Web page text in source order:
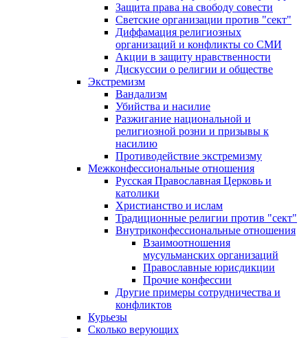
Защита права на свободу совести
Светские организации против "сект"
Диффамация религиозных
организаций и конфликты со СМИ
Акции в защиту нравственности
Дискуссии о религии и обществе
Экстремизм
Вандализм
Убийства и насилие
Разжигание национальной и
религиозной розни и призывы к
насилию
Противодействие экстремизму
Межконфессиональные отношения
Русская Православная Церковь и
католики
Христианство и ислам
Традиционные религии против "сект"
Внутриконфессиональные отношения
Взаимоотношения
мусульманских организаций
Православные юрисдикции
Прочие конфессии
Другие примеры сотрудничества и
конфликтов
Курьезы
Сколько верующих